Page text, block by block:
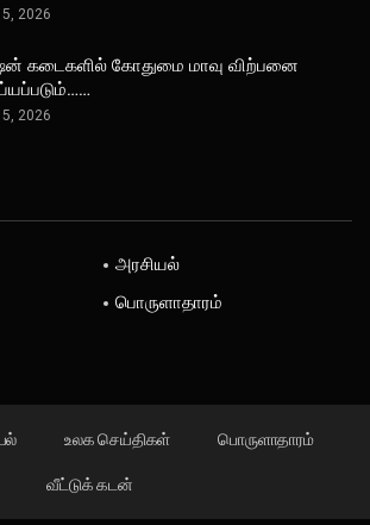
5, 2026
கடைகளில் கோதுமை மாவு விற்பனை
2026
அரசியல்
பொருளாதாரம்
உலக செய்திகள் பொருளாதாரம்
வீட்டுக் கடன்